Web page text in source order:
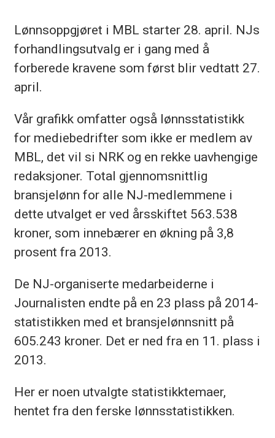
Lønnsoppgjøret i MBL starter 28. april. NJs
forhandlingsutvalg er i gang med å
forberede kravene som først blir vedtatt 27.
april.
Vår grafikk omfatter også lønnsstatistikk
for mediebedrifter som ikke er medlem av
MBL, det vil si NRK og en rekke uavhengige
redaksjoner. Total gjennomsnittlig
bransjelønn for alle NJ-medlemmene i
dette utvalget er ved årsskiftet 563.538
kroner, som innebærer en økning på 3,8
prosent fra 2013.
De NJ-organiserte medarbeiderne i
Journalisten endte på en 23 plass på 2014-
statistikken med et bransjelønnsnitt på
605.243 kroner. Det er ned fra en 11. plass i
2013.
Her er noen utvalgte statistikktemaer,
hentet fra den ferske lønnsstatistikken.